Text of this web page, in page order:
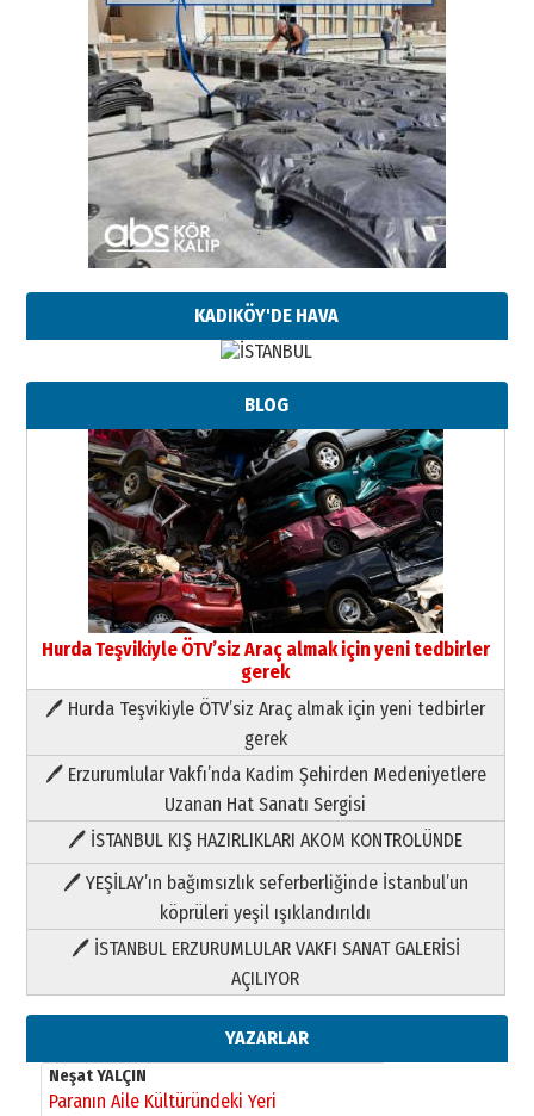
KADIKÖY'DE HAVA
BLOG
Hurda Teşvikiyle ÖTV’siz Araç almak için yeni tedbirler
gerek
🖊 Hurda Teşvikiyle ÖTV’siz Araç almak için yeni tedbirler
gerek
🖊 Erzurumlular Vakfı’nda Kadim Şehirden Medeniyetlere
Uzanan Hat Sanatı Sergisi
🖊 İSTANBUL KIŞ HAZIRLIKLARI AKOM KONTROLÜNDE
🖊 YEŞİLAY’ın bağımsızlık seferberliğinde İstanbul’un
köprüleri yeşil ışıklandırıldı
🖊 İSTANBUL ERZURUMLULAR VAKFI SANAT GALERİSİ
AÇILIYOR
YAZARLAR
Neşat YALÇIN
Paranın Aile Kültüründeki Yeri
03 Ağustos 2026 Pazartesi
Yıldırım Gündoğdu
HAVVA’NIN ÜÇ KIZI
09 Temmuz 2026 Perşembe
Yusuf POLAT
Şampiyonluk Sebahattin Şirin’e
yazar
11 Mayıs 2026 Pazartesi
Neşat YALÇIN
Paranın Aile Kültüründeki Yeri
03 Ağustos 2026 Pazartesi
Yıldırım Gündoğdu
09 Temmuz 2026 Perşembe
Şampiyonluk Sebahattin Şirin’e
yazar